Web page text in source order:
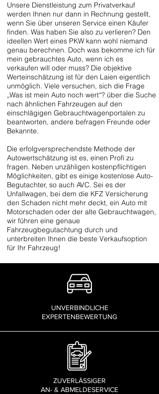
Unsere Dienstleistung zum Privatverkauf
werden Ihnen nur dann in Rechnung gestellt,
wenn Sie über unseren Service einen Käufer
finden. Was haben Sie also zu verlieren? Den
ideellen Wert eines PKW kann wohl niemand
genau berechnen. Doch was bekomme ich für
mein gebrauchtes Auto, wenn ich es
verkaufen will oder muss? Die objektive
Werteinschätzung ist für den Laien eigentlich
unmöglich. Viele versuchen, sich die Frage
„Was ist mein Auto noch wert“? über die Suche
nach ähnlichen Fahrzeugen auf den
einschlägigen Gebrauchtwagenportalen zu
beantworten, andere befragen Freunde oder
Bekannte.
Die erfolgversprechendste Methode der
Autowertschätzung ist es, einen Profi zu
fragen. Neben unzähligen kostenpflichtigen
Möglichkeiten, gibt es einige kostenlose Auto-
Begutachter, so auch AVC. Sei es der
Unfallwagen, bei dem die KFZ Versicherung
den Schaden nicht mehr deckt, ein Auto mit
Motorschaden oder der alte Gebrauchtwagen,
wir führen eine genaue
Fahrzeugbegutachtung durch und
unterbreiten Ihnen die beste Verkaufsoption
für Ihr Fahrzeug!
UNVERBINDLICHE
EXPERTENBEWERTUNG
ZUVERLÄSSIGER
AN- & ABMELDESERVICE